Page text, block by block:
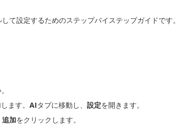
て設定するためのステップバイステップガイドです。
ます。 AIタブに移動し、 設定を開きます。
追加をクリックします。